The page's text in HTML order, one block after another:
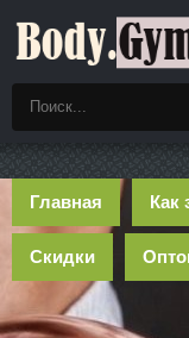
Главная Как
Скидки